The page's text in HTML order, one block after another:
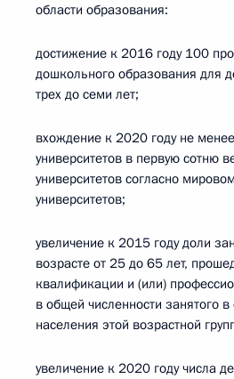
области образования:
достижение к 2016 году 100
дошкольного образования для
трех до семи лет;
вхождение к 2020 году не
университетов в первую сотню
университетов согласно
университетов;
увеличение к 2015 году доли
возрасте от 25 до 65 лет,
квалификации и (или)
в общей численности занятого
населения этой возрастной
увеличение к 2020 году числа